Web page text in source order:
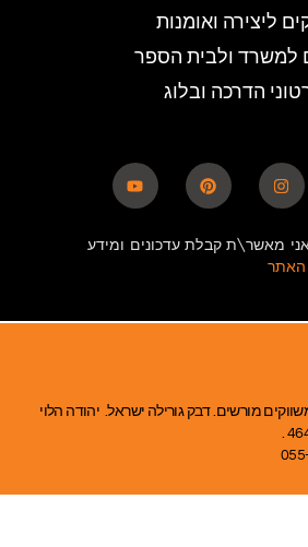
מאשר\ת קבלת עדכונים ומידע
האתר
ליצירה ואומנות
למשרד ולבית הספר
הדרכה ובלוג
מורשים. דבק גורילה ישראל. יהודה הלוי